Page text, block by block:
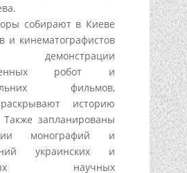
собирают в Киеве
и кинематографистов
робот и
фильмов,
историю
Также запланированы
монографий и
украинских и
научных